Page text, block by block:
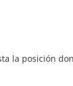
la posición